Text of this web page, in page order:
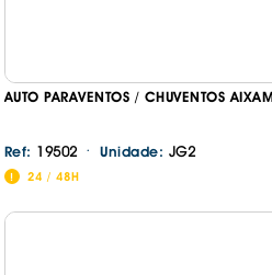
AUTO PARAVENTOS / CHUVENTOS
Ref: 19502 · Unidade: JG2
24 / 48H